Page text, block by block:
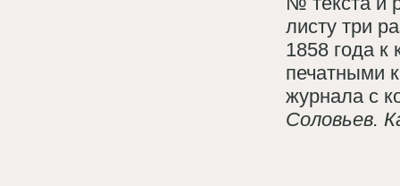
листу три
1858 года
печатными
журнала с
Соловьев.